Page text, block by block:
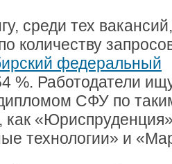
среди тех
количеству
федеральный
%. Работодатели
СФУ по
как
технологии» и